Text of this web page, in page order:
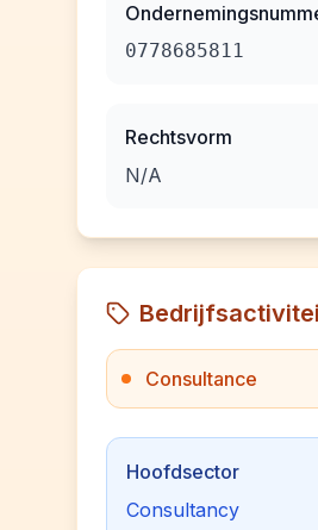
0778685811
Rechtsvorm
N/A
Consultance
Hoofdsector
Consultancy